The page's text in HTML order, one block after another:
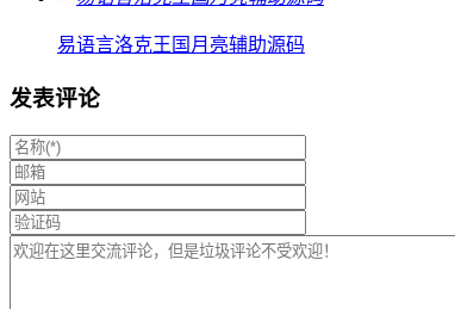
易语言洛克王国月亮辅助源码
发表评论